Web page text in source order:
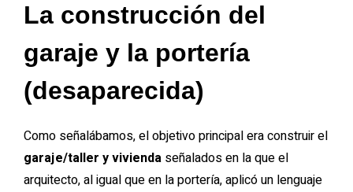
La construcción del
garaje y la portería
(desaparecida)
Como señalábamos, el objetivo principal era construir el
garaje/taller y vivienda señalados en la que el
arquitecto, al igual que en la portería, aplicó un lenguaje